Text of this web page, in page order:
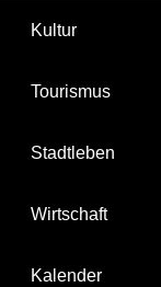
Kultur
Tourismus
Stadtleben
Wirtschaft
Kalender